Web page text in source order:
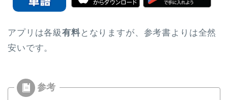
アプリは各級有料となりますが、参考書よりは全然
安いです。